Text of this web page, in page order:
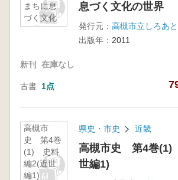
まちに息
づく文化
の世界
息づく文化の世界
発行元： 高槻市立しろあ
出版年： 2011
新刊 在庫なし
古書 1点
高槻市
史 第4巻
(1) 史料
編2(近世
編1)
県史・市史 近畿
高槻市史 第4巻(1)
世編1)